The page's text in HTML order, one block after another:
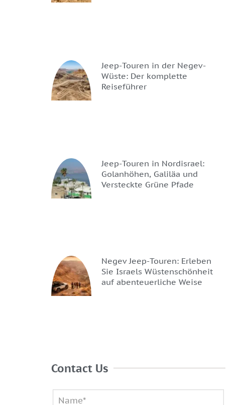
Jeep-Touren in der Negev-
Wüste: Der komplette
Reiseführer
Jeep-Touren in Nordisrael:
Golanhöhen, Galiläa und
Versteckte Grüne Pfade
Negev Jeep-Touren: Erleben
Sie Israels Wüstenschönheit
auf abenteuerliche Weise
Contact Us